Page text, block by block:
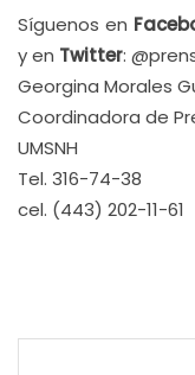
Síguenos en
y en Twitter:
Georgina Morales
Coordinadora de
UMSNH
Tel. 316-74-38
cel. (443) 202-11-61